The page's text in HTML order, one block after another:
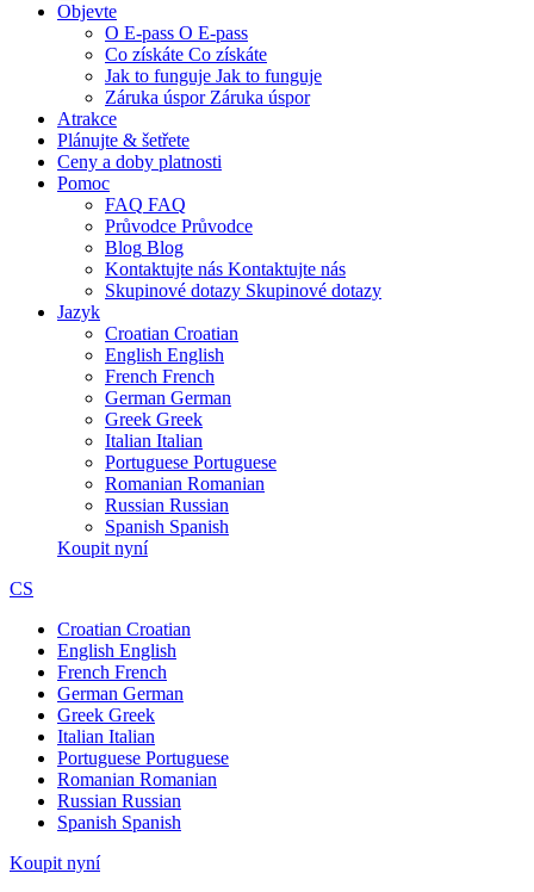
Objevte
O E-pass O E-pass
Co získáte Co získáte
Jak to funguje Jak to funguje
Záruka úspor Záruka úspor
Atrakce
Plánujte & šetřete
Ceny a doby platnosti
Pomoc
FAQ FAQ
Průvodce Průvodce
Blog Blog
Kontaktujte nás Kontaktujte nás
Skupinové dotazy Skupinové dotazy
Jazyk
Croatian Croatian
English English
French French
German German
Greek Greek
Italian Italian
Portuguese Portuguese
Romanian Romanian
Russian Russian
Spanish Spanish
Koupit nyní
CS
Croatian Croatian
English English
French French
German German
Greek Greek
Italian Italian
Portuguese Portuguese
Romanian Romanian
Russian Russian
Spanish Spanish
Koupit nyní